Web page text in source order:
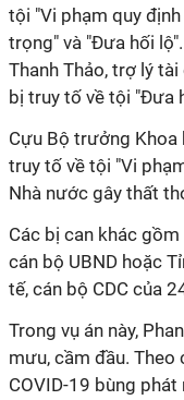
tội "Vi phạm quy
trọng" và "Đưa hối
Thanh Thảo, trợ lý
bị truy tố về tội "Đưa
Cựu Bộ trưởng Khoa
truy tố về tội "Vi
Nhà nước gây thất
Các bị can khác
cán bộ UBND hoặc
tế, cán bộ CDC của
Trong vụ án này,
mưu, cầm đầu. Theo
COVID-19 bùng